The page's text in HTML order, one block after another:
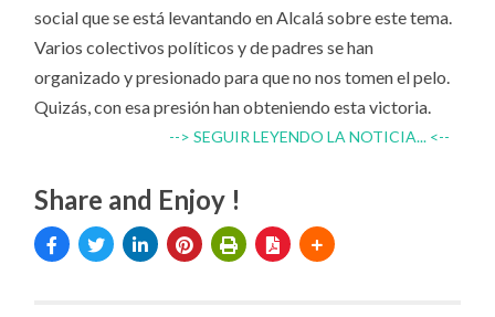
social que se está levantando en Alcalá sobre este tema.
Varios colectivos políticos y de padres se han
organizado y presionado para que no nos tomen el pelo.
Quizás, con esa presión han obteniendo esta victoria.
--> SEGUIR LEYENDO LA NOTICIA... <--
Share and Enjoy !